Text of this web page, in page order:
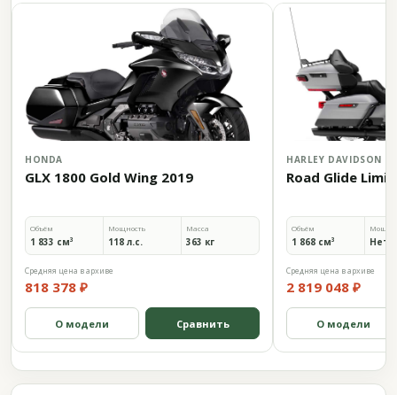
HONDA
GLX 1800 Gold Wing 2019
Объём
1 833 см³
Мощность
118 л.с.
Масса
363 кг
Средняя цена в архиве
818 378 ₽
О модели Сравнить
HARLEY DAVIDSON
Road Glide
Объём
1 868 см³ Нет
Средняя цена в архиве
2 819 048 ₽
О модели